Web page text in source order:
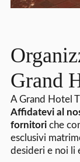
Grand
A Grand Hotel
Affidatevi al
fornitoriche
esclusivi
desideri e noi li